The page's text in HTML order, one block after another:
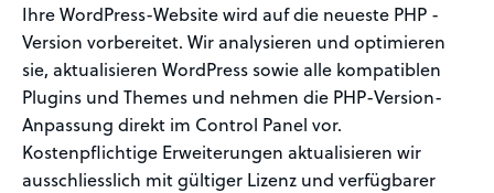
Ihre WordPress-Website wird auf die neueste PHP -
Version vorbereitet. Wir analysieren und optimieren
sie, aktualisieren WordPress sowie alle kompatiblen
Plugins und Themes und nehmen die PHP-Version-
Anpassung direkt im Control Panel vor.
Kostenpflichtige Erweiterungen aktualisieren wir
ausschliesslich mit gültiger Lizenz und verfügbarer